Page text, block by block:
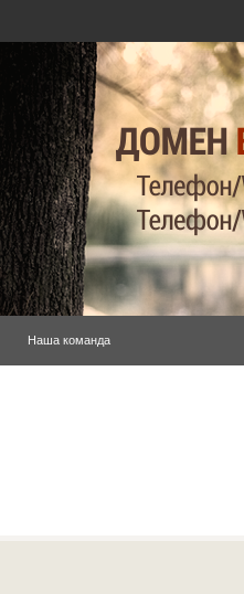
Наша команда